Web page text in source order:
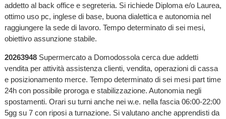
addetto al back office e segreteria. Si richiede Diploma e/o Laurea,
ottimo uso pc, inglese di base, buona dialettica e autonomia nel
raggiungere la sede di lavoro. Tempo determinato di sei mesi,
obiettivo assunzione stabile.
20263948 Supermercato a Domodossola cerca due addetti
vendita per attività assistenza clienti, vendita, operazioni di cassa
e posizionamento merce. Tempo determinato di sei mesi part time
24h con possibile proroga e stabilizzazione. Autonomia negli
spostamenti. Orari su turni anche nei w.e. nella fascia 06:00-22:00
5gg su 7 con riposi a turnazione. Si valutano anche apprendisti da